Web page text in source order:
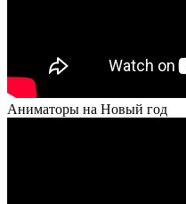
Аниматоры на Новый год